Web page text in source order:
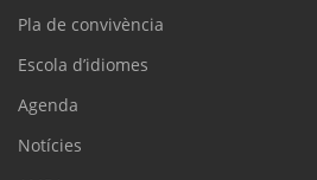
Pla de convivència
Escola d’idiomes
Agenda
Notícies